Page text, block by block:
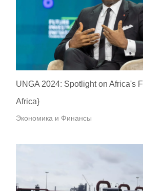
UNGA 2024: Spotlight on Africa's
Africa}
Экономика и Финансы